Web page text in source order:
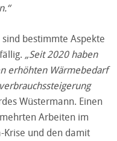
bestimmte Aspekte
„Seit 2020 haben
erhöhten Wärmebedarf
Wüstermann. Einen
Arbeiten im
Krise und den damit